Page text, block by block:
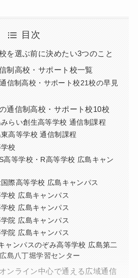
目次
を選ぶ前に決めたい3つのこと
制高校・サポート校一覧
信制高校・サポート校21校の早見
通信制高校・サポート校10校
らい創生高等学校 通信制課程
高等学校 通信制課程
校
高等学校・R高等学校 広島キャン
際高等学校 広島キャンパス
校 広島キャンパス
校 広島キャンパス
院 広島キャンパス
院 広島キャンパス
ャンパスのぞみ高等学校 広島第二
島八丁堀学習センター
ンライン中心で通える広域通信